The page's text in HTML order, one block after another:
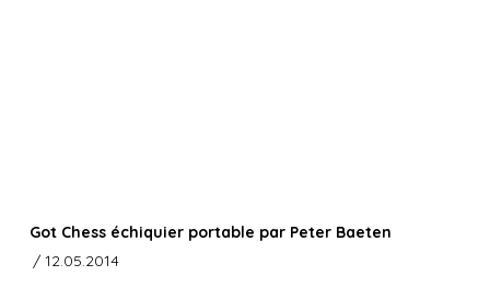
Got Chess échiquier portable par Peter Baeten
/ 12.05.2014